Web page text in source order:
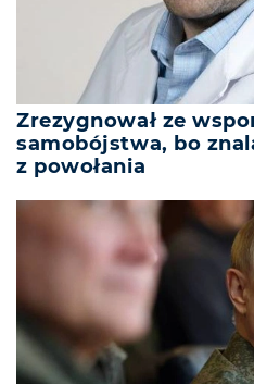
Zrezygnował ze
samobójstwa, bo
z powołania